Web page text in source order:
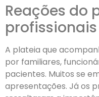
Reações do
A plateia que
por familiares,
pacientes. Muitos se
apresentações. Já os